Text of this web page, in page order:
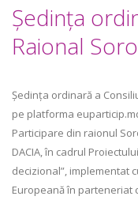
Şedinţa
Raional
Ședința ordinară a
pe platforma
Participare din raionul
DACIA, în cadrul
decizional”, implementat
Europeană în parteneriat